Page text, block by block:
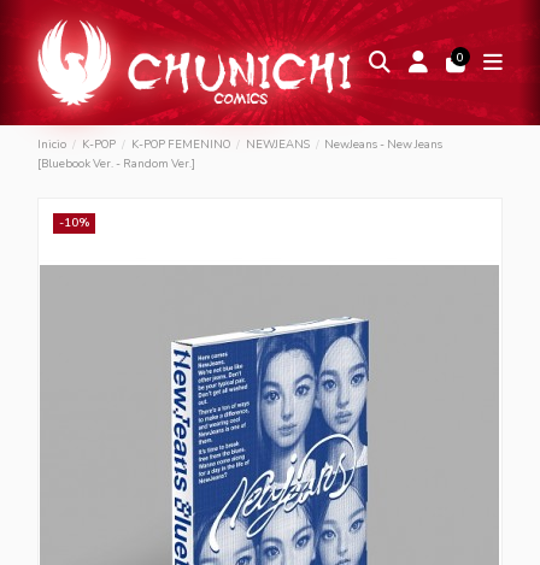
0
Inicio K-POP K-POP FEMENINO NEWJEANS
NewJeans - New Jeans
[Bluebook Ver. - Random Ver.]
-10%